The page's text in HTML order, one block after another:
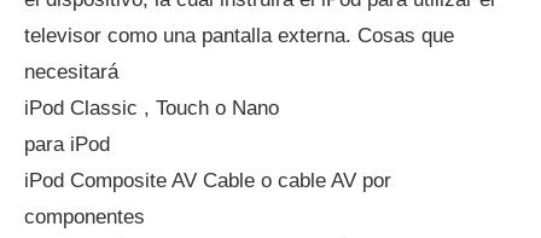
televisor como una pantalla externa. Cosas que
necesitará
iPod Classic , Touch o Nano
para iPod
iPod Composite AV Cable o cable AV por
componentes